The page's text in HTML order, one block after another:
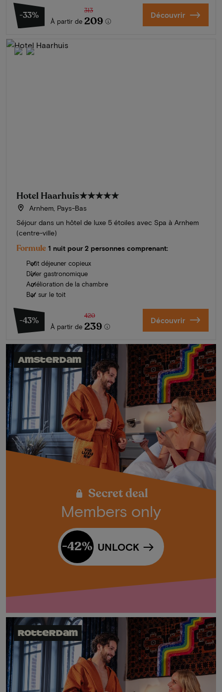
-33%
À partir de
313
209 Découvrir
Hotel Haarhuis★★★★★
Arnhem, Pays-Bas
Séjour dans un hôtel de luxe 5 étoiles avec Spa à Arnhem
(centre-ville)
Formule 1 nuit pour 2 personnes comprenant:
Petit déjeuner copieux
Dîner gastronomique
Amélioration de la chambre
Bar sur le toit
-43%
À partir de
420
239 Découvrir
Amsterdam
Secret deal
Members only
UNLOCK
-42%
Rotterdam